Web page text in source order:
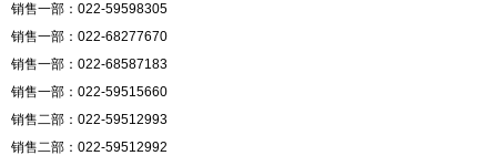
销售一部：022-59598305
销售一部：022-68277670
销售一部：022-68587183
销售一部：022-59515660
销售二部：022-59512993
销售二部：022-59512992